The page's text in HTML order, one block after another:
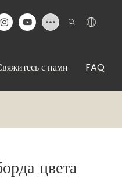
с нами FAQ
цвета